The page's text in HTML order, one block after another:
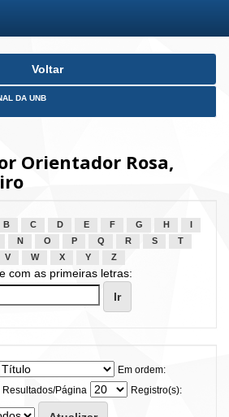
Voltar
DA UNB
Orientador Rosa,
B C D E F G H
N O P Q R S
T
V W X Y Z
com as primeiras letras:
Em ordem:
Resultados/Página
Registro(s):